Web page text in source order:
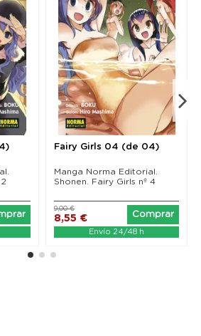
Fairy Girls 04 (de 04)
Manga Norma Editorial.
Shonen. Fairy Girls nº 4
8,55 €
9,00 €
Comprar
Envío 24/48 h